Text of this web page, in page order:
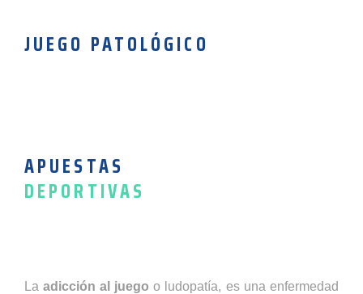
JUEGO PATOLÓGICO
APUESTAS
DEPORTIVAS
La adicción al juego o ludopatía, es una enfermedad